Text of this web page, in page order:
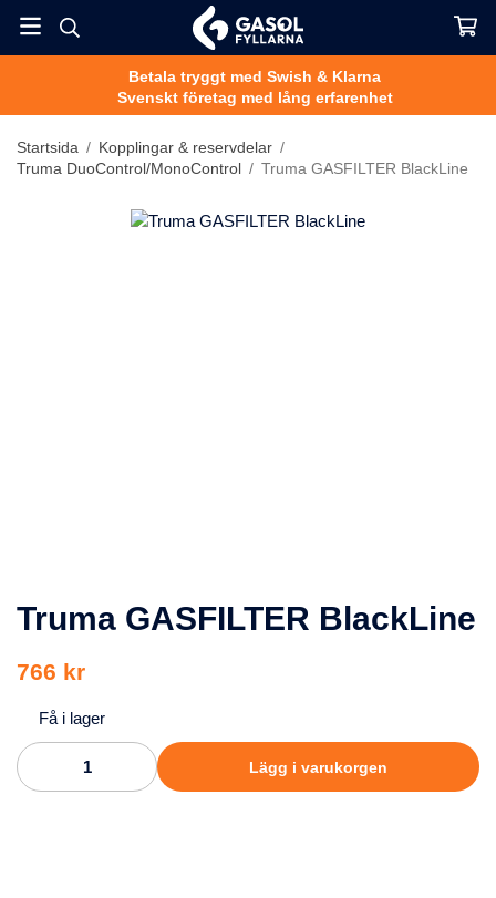
Betala tryggt med Swish & Klarna
Svenskt företag med lång erfarenhet
Startsida / Kopplingar & reservdelar /
Truma DuoControl/MonoControl
/ Truma GASFILTER BlackLine
Truma GASFILTER BlackLine
766 kr
Få i lager
Lägg i varukorgen